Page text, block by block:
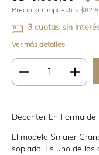
Precio sin impuestos
3 cuotas sin
Ver más detalles
Decanter En Forma de
El modelo Smaier
soplado. Es uno de